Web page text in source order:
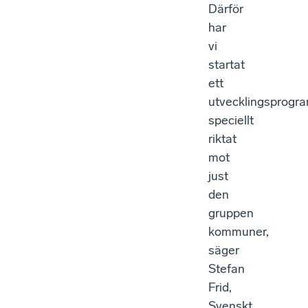
Därför
har
vi
startat
ett
speciellt
riktat
mot
just
den
gruppen
kommuner,
säger
Stefan
Frid,